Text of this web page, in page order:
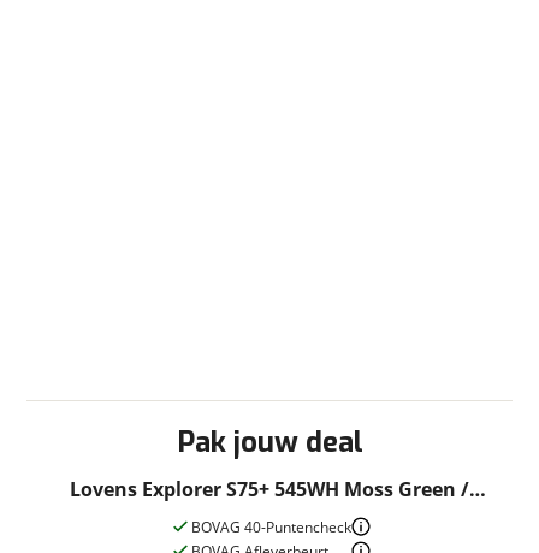
Pak jouw deal
Lovens Explorer S75+ 545WH Moss Green /
Bruine Kit 50cm 2024
BOVAG 40-Puntencheck